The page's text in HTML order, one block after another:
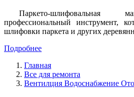
Паркето-
профессиональный инструмент,
шлифовки паркета и других
Подробнее
Главная
Все для ремонта
Вентилция Водоснабжение